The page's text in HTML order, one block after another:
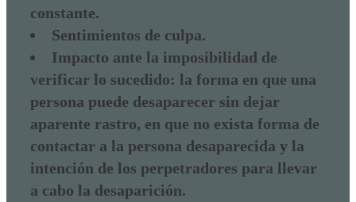
constante.
Sentimientos de culpa.
Impacto ante la imposibilidad de
verificar lo sucedido: la forma en que una
persona puede desaparecer sin dejar
aparente rastro, en que no exista forma de
contactar a la persona desaparecida y la
intención de los perpetradores para llevar
a cabo la desaparición.